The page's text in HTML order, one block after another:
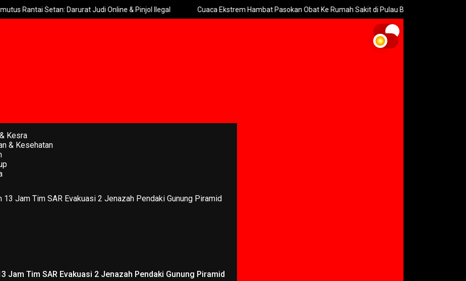
Setan: Darurat Judi Online & Pinjol Ilegal Cuaca Ekstrem Hambat Pasokan Obat Ke Rumah Sakit di Pulau Bawean
Kesra
& Kesehatan
Jam Tim SAR Evakuasi 2 Jenazah Pendaki Gunung Piramid